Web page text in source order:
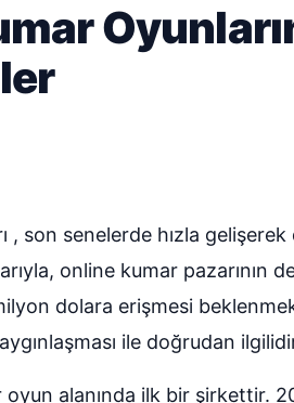
, son senelerde hızla
online kumar pazarının
dolara erişmesi
ile doğrudan
alanında ilk bir şirkettir.